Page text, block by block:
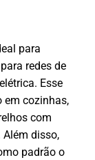
para
redes de
Esse
em cozinhas,
com
disso,
padrão o